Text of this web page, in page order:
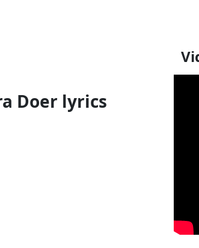
Doer lyrics